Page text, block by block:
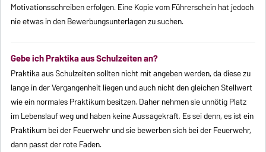
Motivationsschreiben erfolgen. Eine Kopie vom Führerschein hat jedoch
nie etwas in den Bewerbungsunterlagen zu suchen.
Gebe ich Praktika aus Schulzeiten an?
Praktika aus Schulzeiten sollten nicht mit angeben werden, da diese zu
lange in der Vergangenheit liegen und auch nicht den gleichen Stellwert
wie ein normales Praktikum besitzen. Daher nehmen sie unnötig Platz
im Lebenslauf weg und haben keine Aussagekraft. Es sei denn, es ist ein
Praktikum bei der Feuerwehr und sie bewerben sich bei der Feuerwehr,
dann passt der rote Faden.